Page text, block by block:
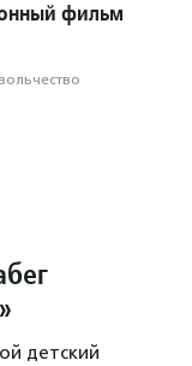
фильм
детский